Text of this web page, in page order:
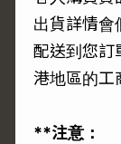
出貨詳情會
配送到您訂
港地區的工
**注意：